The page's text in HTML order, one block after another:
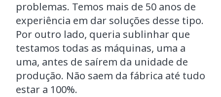
problemas. Temos mais de 50 anos de
experiência em dar soluções desse tipo.
Por outro lado, queria sublinhar que
testamos todas as máquinas, uma a
uma, antes de saírem da unidade de
produção. Não saem da fábrica até tudo
estar a 100%.